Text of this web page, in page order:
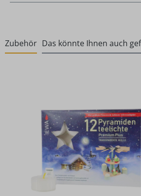
Zubehör Das könnte Ihnen auch